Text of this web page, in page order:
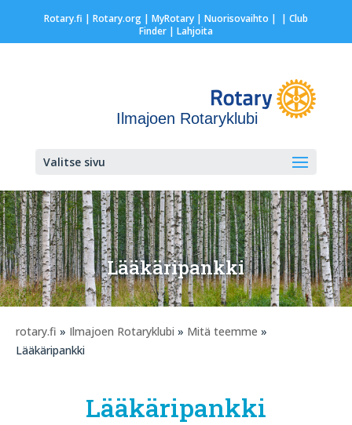
Rotary.fi | Rotary.org| MyRotary | Nuorisovaihto | | Club
Finder| Lahjoita
Ilmajoen Rotaryklubi
Valitse sivu
Lääkäripankki
rotary.fi » Ilmajoen Rotaryklubi » Mitä teemme »
Lääkäripankki
Lääkäripankki